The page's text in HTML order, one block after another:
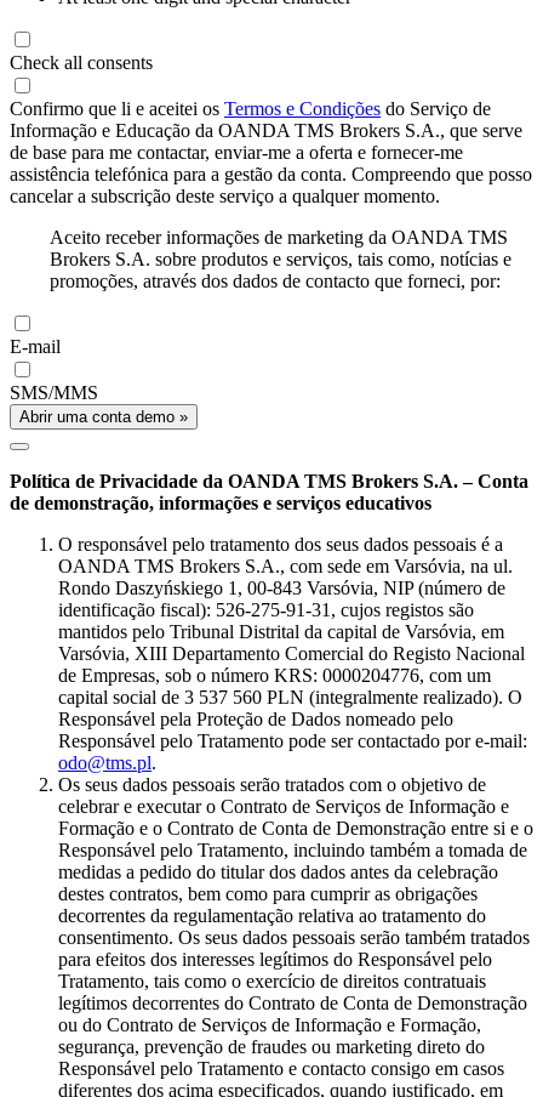
Check all consents
Confirmo que li e aceitei os Termos e Condições do Serviço de
Informação e Educação da OANDA TMS Brokers S.A., que serve
de base para me contactar, enviar-me a oferta e fornecer-me
assistência telefónica para a gestão da conta. Compreendo que posso
cancelar a subscrição deste serviço a qualquer momento.
Aceito receber informações de marketing da OANDA TMS
Brokers S.A. sobre produtos e serviços, tais como, notícias e
promoções, através dos dados de contacto que forneci, por:
E-mail
SMS/MMS
Abrir uma conta demo »
Política de Privacidade da OANDA TMS Brokers S.A. – Conta
de demonstração, informações e serviços educativos
O responsável pelo tratamento dos seus dados pessoais é a
OANDA TMS Brokers S.A., com sede em Varsóvia, na ul.
Rondo Daszyńskiego 1, 00-843 Varsóvia, NIP (número de
identificação fiscal): 526-275-91-31, cujos registos são
mantidos pelo Tribunal Distrital da capital de Varsóvia, em
Varsóvia, XIII Departamento Comercial do Registo Nacional
de Empresas, sob o número KRS: 0000204776, com um
capital social de 3 537 560 PLN (integralmente realizado). O
Responsável pela Proteção de Dados nomeado pelo
Responsável pelo Tratamento pode ser contactado por e-mail:
odo@tms.pl.
Os seus dados pessoais serão tratados com o objetivo de
celebrar e executar o Contrato de Serviços de Informação e
Formação e o Contrato de Conta de Demonstração entre si e o
Responsável pelo Tratamento, incluindo também a tomada de
medidas a pedido do titular dos dados antes da celebração
destes contratos, bem como para cumprir as obrigações
decorrentes da regulamentação relativa ao tratamento do
consentimento. Os seus dados pessoais serão também tratados
para efeitos dos interesses legítimos do Responsável pelo
Tratamento, tais como o exercício de direitos contratuais
legítimos decorrentes do Contrato de Conta de Demonstração
ou do Contrato de Serviços de Informação e Formação,
segurança, prevenção de fraudes ou marketing direto do
Responsável pelo Tratamento e contacto consigo em casos
diferentes dos acima especificados, quando justificado, em